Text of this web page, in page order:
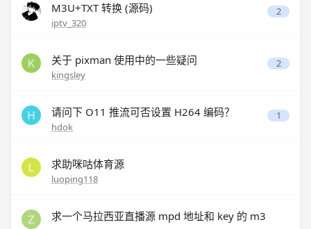
M3U+TXT 转换 (源码)
iptv_320
2
关于 pixman 使用中的一些疑问
kingsley
2
请问下 O11 推流可否设置 H264 编码？
hdok
1
求助咪咕体育源
luoping118
求一个马拉西亚直播源 mpd 地址和 key 的 m3